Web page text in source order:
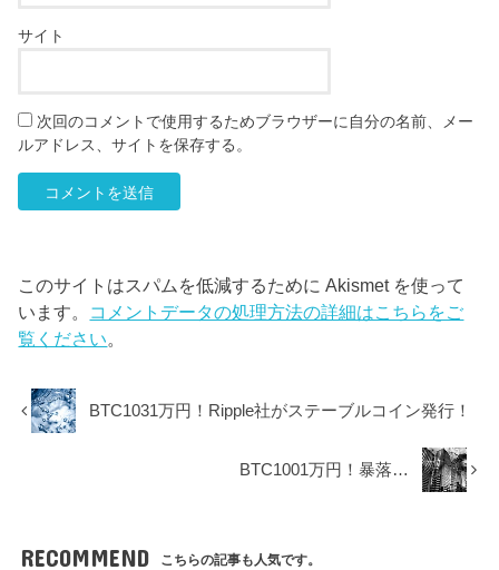
サイト
次回のコメントで使用するためブラウザーに自分の名前、メー
ルアドレス、サイトを保存する。
このサイトはスパムを低減するために Akismet を使って
います。 コメントデータの処理方法の詳細はこちらをご
覧ください。
BTC1031万円！Ripple社がステーブルコイン発行！
BTC1001万円！暴落…
RECOMMEND こちらの記事も人気です。